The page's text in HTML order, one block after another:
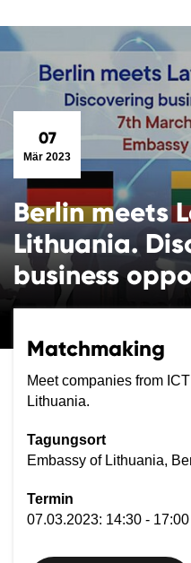
07
Mär 2023
Berlin meets
Lithuania.
business
Matchmaking
Meet companies from
Lithuania.
Tagungsort
Embassy of Lithuania,
Termin
07.03.2023: 14:30 - 17:00